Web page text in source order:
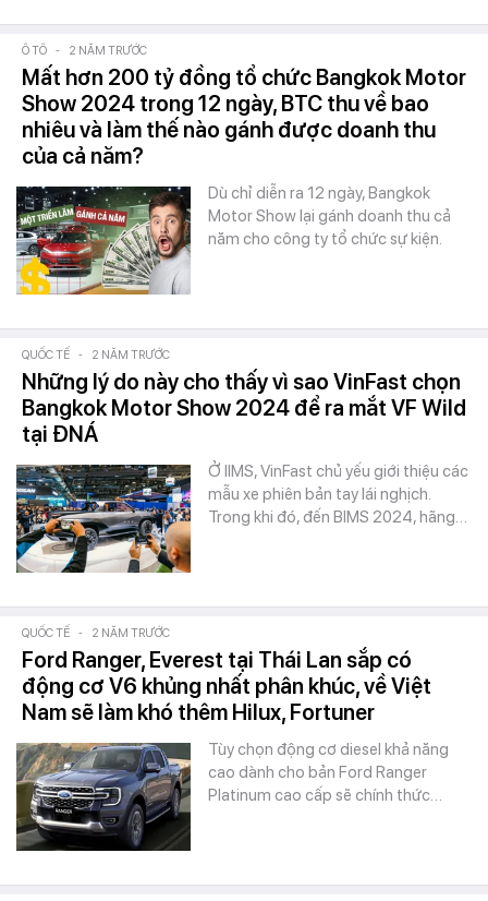
Ô TÔ - 2 NĂM TRƯỚC
Mất hơn 200 tỷ đồng tổ chức Bangkok Motor
Show 2024 trong 12 ngày, BTC thu về bao
nhiêu và làm thế nào gánh được doanh thu
của cả năm?
Dù chỉ diễn ra 12 ngày, Bangkok
Motor Show lại gánh doanh thu cả
năm cho công ty tổ chức sự kiện.
QUỐC TẾ - 2 NĂM TRƯỚC
Những lý do này cho thấy vì sao VinFast chọn
Bangkok Motor Show 2024 để ra mắt VF Wild
tại ĐNÁ
Ở IIMS, VinFast chủ yếu giới thiệu các
mẫu xe phiên bản tay lái nghịch.
Trong khi đó, đến BIMS 2024, hãng…
QUỐC TẾ - 2 NĂM TRƯỚC
Ford Ranger, Everest tại Thái Lan sắp có
động cơ V6 khủng nhất phân khúc, về Việt
Nam sẽ làm khó thêm Hilux, Fortuner
Tùy chọn động cơ diesel khả năng
cao dành cho bản Ford Ranger
Platinum cao cấp sẽ chính thức…